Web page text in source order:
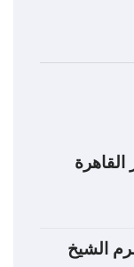
القاهرة
الشيخ